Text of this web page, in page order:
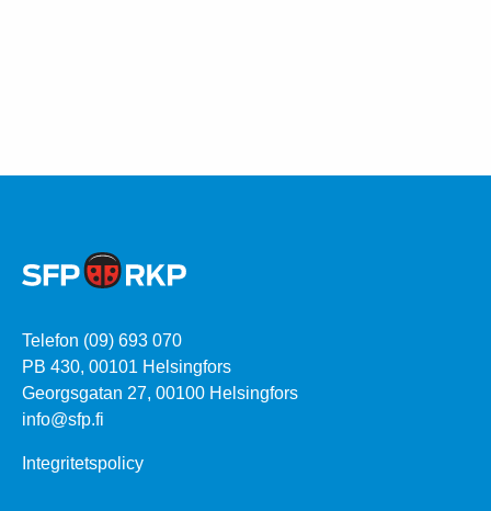
Telefon (09) 693 070
PB 430, 00101 Helsingfors
Georgsgatan 27, 00100 Helsingfors
info@sfp.fi
Integritetspolicy